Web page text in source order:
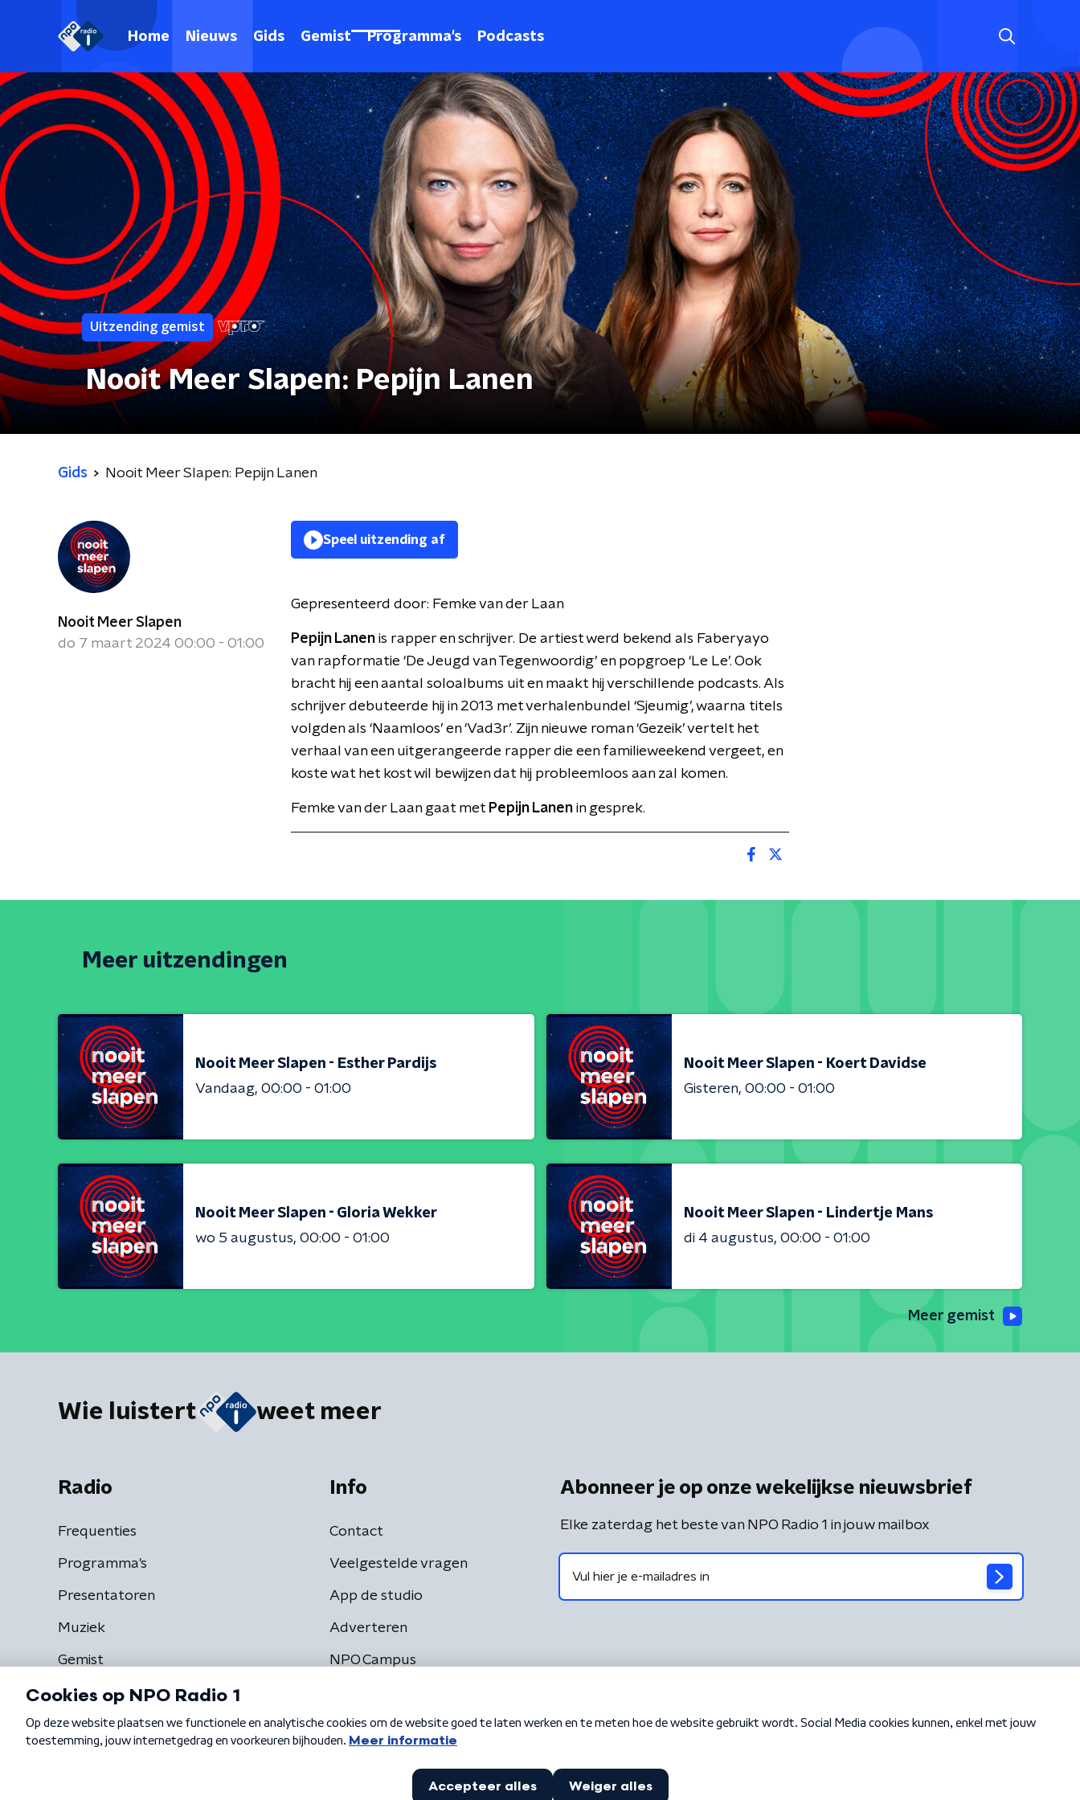
Home Nieuws Gids Gemist Programma's Podcasts
Uitzending gemist
Nooit Meer Slapen: Pepijn Lanen
Gids Nooit Meer Slapen: Pepijn Lanen
Nooit Meer Slapen
do 7 maart 2024 00:00 - 01:00
Speel uitzending af
Gepresenteerd door: Femke van der Laan
Pepijn Lanen is rapper en schrijver. De artiest werd bekend als Faberyayo
van rapformatie ‘De Jeugd van Tegenwoordig’ en popgroep ‘Le Le’. Ook
bracht hij een aantal soloalbums uit en maakt hij verschillende podcasts. Als
schrijver debuteerde hij in 2013 met verhalenbundel ‘Sjeumig’, waarna titels
volgden als ‘Naamloos’ en ‘Vad3r’. Zijn nieuwe roman ‘Gezeik’ vertelt het
verhaal van een uitgerangeerde rapper die een familieweekend vergeet, en
koste wat het kost wil bewijzen dat hij probleemloos aan zal komen.
Femke van der Laan gaat met Pepijn Lanen in gesprek.
Meer uitzendingen
Nooit Meer Slapen - Esther Pardijs
Vandaag 00:00 - 01:00
Nooit Meer Slapen - Koert Davidse
Gisteren 00:00 - 01:00
Nooit Meer Slapen - Gloria Wekker
wo 5 augustus 00:00 - 01:00
Nooit Meer Slapen - Lindertje Mans
di 4 augustus 00:00 - 01:00
Meer gemist
Wie luistert weet meer
Radio
Frequenties
Programma's
Presentatoren
Muziek
Gemist
Info
Contact
Veelgestelde vragen
App de studio
Adverteren
NPO Campus
Abonneer je op onze wekelijkse nieuwsbrief
Elke zaterdag het beste van NPO Radio 1 in jouw mailbox
Algemene voorwaarden Privacybeleid